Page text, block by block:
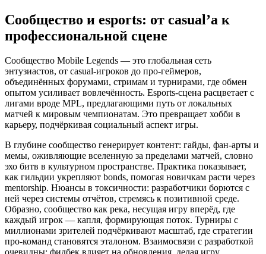
Сообщество и esports: от casual’а к
профессиональной сцене
Сообщество Mobile Legends — это глобальная сеть
энтузиастов, от casual-игроков до про-геймеров,
объединённых форумами, стримам и турнирами, где обмен
опытом усиливает вовлечённость. Esports-сцена расцветает с
лигами вроде MPL, предлагающими путь от локальных
матчей к мировым чемпионатам. Это превращает хобби в
карьеру, подчёркивая социальный аспект игры.
В глубине сообщество генерирует контент: гайды, фан-арты и
мемы, оживляющие вселенную за пределами матчей, словно
эхо битв в культурном пространстве. Практика показывает,
как гильдии укрепляют bonds, помогая новичкам расти через
mentorship. Нюансы в токсичности: разработчики борются с
ней через системы отчётов, стремясь к позитивной среде.
Образно, сообщество как река, несущая игру вперёд, где
каждый игрок — капля, формирующая поток. Турниры с
миллионами зрителей подчёркивают масштаб, где стратегии
про-команд становятся эталоном. Взаимосвязи с разработкой